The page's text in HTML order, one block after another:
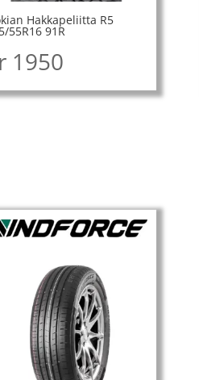
Hakkapeliitta R5
55R16 91R
1950